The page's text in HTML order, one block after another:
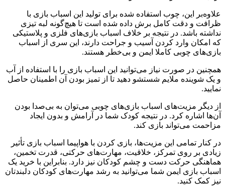
علاوه‌بر این، چوب استفاده شده برای تولید این اسباب بازی با
ظرافت و دقت کامل برش داده شده است تا هیچ‌گونه لبه تیزی
نداشته باشد. در نتیجه بر خلاف اسباب بازی‌های فلزی و پلاستیکی
که امکان وارد کردن آسیب و جراحت دارند، این سری از اسباب
بازی‌های چوبی کاملا ایمن و بی‌خطر هستند.
همچنین در صورت نیاز می‌توانید این اسباب بازی را با استفاده از آب
و یک شوینده ملایم شستشو دهید تا از تمیز بودن آن اطمینان حاصل
نمایید.
از دیگر مزیت‌های اسباب بازی‌های چوبی می‌توان به بی‌صدا بودن
آن‌ها اشاره کرد. در نتیجه کودک شما در آرامش و بدون ایجاد
مزاحمت می‌تواند بازی کند.
در کنار تمامی این مزیت‌ها، بازی کردن با هواپیما اسباب بازی تأثیر
زیادی بر روی تمرکز، خلاقیت، مهارت‌های حرکتی، قدرت تخمین،
هماهنگی حرکت دست و چشم کودکان نیز دارد. بنابراین با خرید یک
اسباب بازی ایمن شما می‌توانید به رشد مهارت‌های کودکان دلبندتان
نیز کمک کنید.